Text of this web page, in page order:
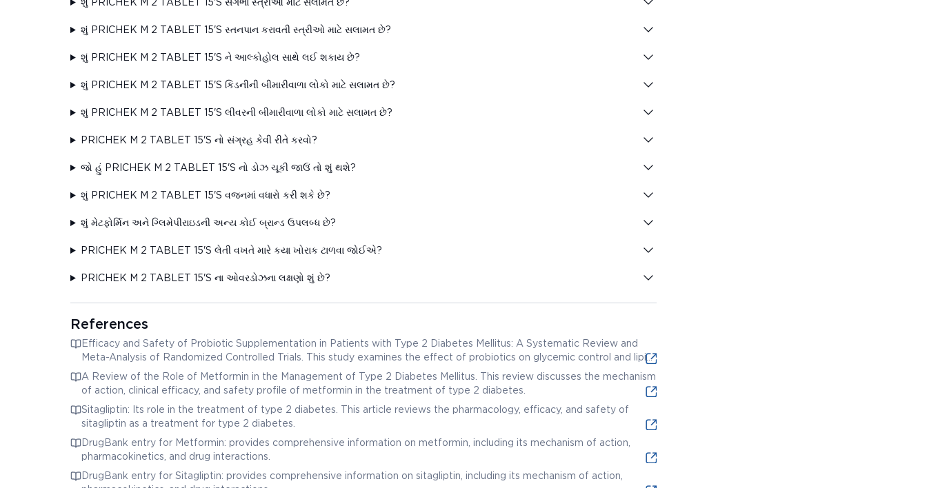
શું PRICHEK M 2 TABLET 15'S સગર્ભા સ્ત્રીઓ માટે સલામત છે?
શું PRICHEK M 2 TABLET 15'S સ્તનપાન કરાવતી સ્ત્રીઓ માટે સલામત છે?
શું PRICHEK M 2 TABLET 15'S ને આલ્કોહોલ સાથે લઈ શકાય છે?
શું PRICHEK M 2 TABLET 15'S કિડનીની બીમારીવાળા લોકો માટે સલામત છે?
શું PRICHEK M 2 TABLET 15'S લીવરની બીમારીવાળા લોકો માટે સલામત છે?
PRICHEK M 2 TABLET 15'S નો સંગ્રહ કેવી રીતે કરવો?
જો હું PRICHEK M 2 TABLET 15'S નો ડોઝ ચૂકી જાઉં તો શું થશે?
શું PRICHEK M 2 TABLET 15'S વજનમાં વધારો કરી શકે છે?
શું મેટફોર્મિન અને ગ્લિમેપીરાઇડની અન્ય કોઈ બ્રાન્ડ ઉપલબ્ધ છે?
PRICHEK M 2 TABLET 15'S લેતી વખતે મારે કયા ખોરાક ટાળવા જોઈએ?
PRICHEK M 2 TABLET 15'S ના ઓવરડોઝના લક્ષણો શું છે?
References
Efficacy and Safety of Probiotic Supplementation in Patients with Type 2 Diabetes Mellitus: A Systematic Review and
Meta-Analysis of Randomized Controlled Trials. This study examines the effect of probiotics on glycemic control and lipid
profiles in patients with type 2 diabetes mellitus.
A Review of the Role of Metformin in the Management of Type 2 Diabetes Mellitus. This review discusses the mechanism
of action, clinical efficacy, and safety profile of metformin in the treatment of type 2 diabetes.
Sitagliptin: Its role in the treatment of type 2 diabetes. This article reviews the pharmacology, efficacy, and safety of
sitagliptin as a treatment for type 2 diabetes.
DrugBank entry for Metformin: provides comprehensive information on metformin, including its mechanism of action,
pharmacokinetics, and drug interactions.
DrugBank entry for Sitagliptin: provides comprehensive information on sitagliptin, including its mechanism of action,